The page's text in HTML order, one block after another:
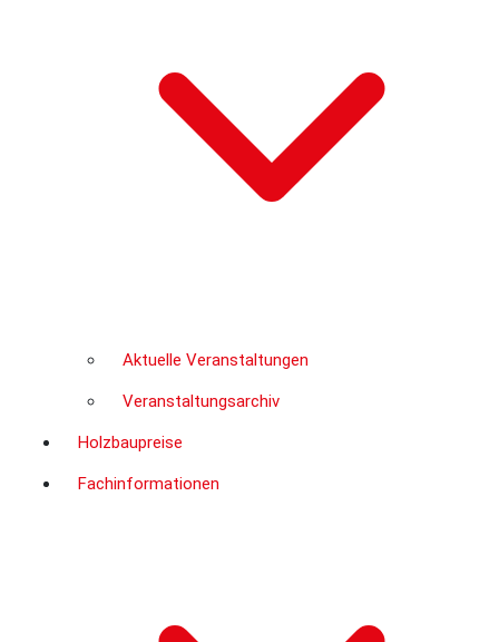
Aktuelle Veranstaltungen
Veranstaltungsarchiv
Holzbaupreise
Fachinformationen